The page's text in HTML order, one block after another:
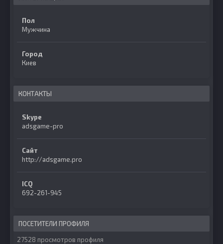
Пол
Мужчина
Город
Киев
КОНТАКТЫ
Skype
adsgame-pro
Сайт
http://adsgame.pro
ICQ
692-261-945
ПОСЕТИТЕЛИ ПРОФИЛЯ
27528 просмотров профиля